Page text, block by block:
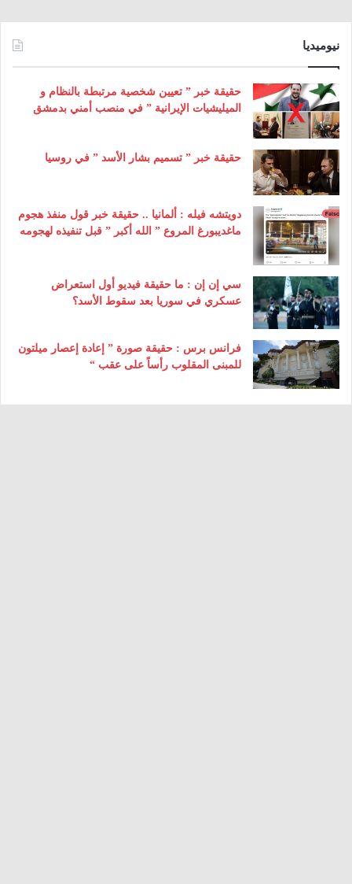
نيوميديا
حقيقة خبر ” تعيين شخصية مرتبطة بالنظام و
الميليشيات الإيرانية ” في منصب أمني بدمشق
حقيقة خبر ” تسميم بشار الأسد ” في روسيا
دويتشه فيله : ألمانيا .. حقيقة خبر قول منفذ هجوم
ماغديبورغ المروع ” الله أكبر ” قبل تنفيذه لهجومه
سي إن إن : ما حقيقة فيديو أول استعراض
عسكري في سوريا بعد سقوط الأسد؟
فرانس برس : حقيقة صورة ” إعادة إعصار ميلتون
للمبنى المقلوب رأساً على عقب “